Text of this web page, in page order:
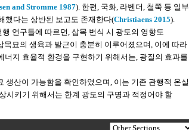
and Stromme 1987). 한편, 국화, 라벤더, 철쭉 등 일부
했다는 상반된 보고도 존재한다(Christiaens 2015).
연구들에 따르면, 삽목 번식 시 광도의 영향도
목묘의 생육과 발근이 충분히 이루어졌으며, 이에 따라
지 효율적 환경을 구현하기 위해서는, 광질의 효과를
산이 가능함을 확인하였으며, 이는 기존 관행적 온실
시키기 위해서는 한계 광도의 구명과 적정어야 할